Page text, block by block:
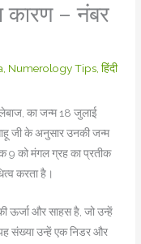
कारण – नंबर
, Numerology Tips,हिंदी
का जन्म 18 जुलाई
जी के अनुसार उनकी जन्म
9 को मंगल ग्रह का प्रतीक
करता है।
ऊर्जा और साहस है, जो उन्हें
संख्या उन्हें एक निडर और